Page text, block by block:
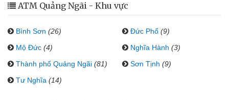
ATM Quảng Ngãi - Khu vực
Bình Sơn (26) Đức Phổ (9)
Mộ Đức (4) Nghĩa Hành (3)
Thành phố Quảng Ngãi (81) Sơn Tịnh (9)
Tư Nghĩa (14)